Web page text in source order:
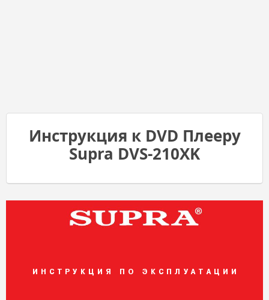
Инструкция к DVD Плееру
Supra DVS-210XK
ИНСТРУКЦИЯ ПО ЭКСПЛУАТАЦИИ